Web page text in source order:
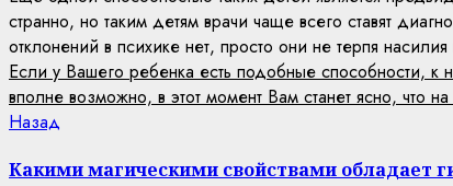
странно, но таким детям врачи чаще всего ставят
отклонений в психике нет, просто они не терпя
Если у Вашего ребенка есть подобные способности, к
вполне возможно, в этот момент Вам станет ясно, что
Continue
Reading
Назад
Какими магическими свойствами обладает